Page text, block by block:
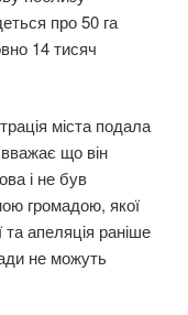
про 50 га
14 тисяч
міста подала
що він
і не був
громадою, якої
та апеляція раніше
не можуть